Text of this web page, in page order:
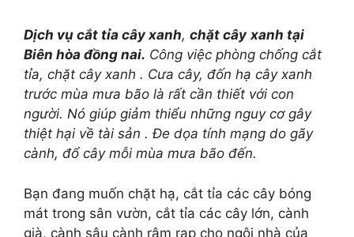
Dịch vụ cắt tỉa cây xanh, chặt cây xanh tại
Biên hòa đồng nai. Công việc phòng chống cắt
tỉa, chặt cây xanh . Cưa cây, đốn hạ cây xanh
trước mùa mưa bão là rất cần thiết với con
người. Nó giúp giảm thiểu những nguy cơ gây
thiệt hại về tài sản . Đe dọa tính mạng do gãy
cành, đổ cây mỗi mùa mưa bão đến.
Bạn đang muốn chặt hạ, cắt tỉa các cây bóng
mát trong sân vườn, cắt tỉa các cây lớn, cành
già, cành sâu cành rậm rạp cho ngôi nhà của